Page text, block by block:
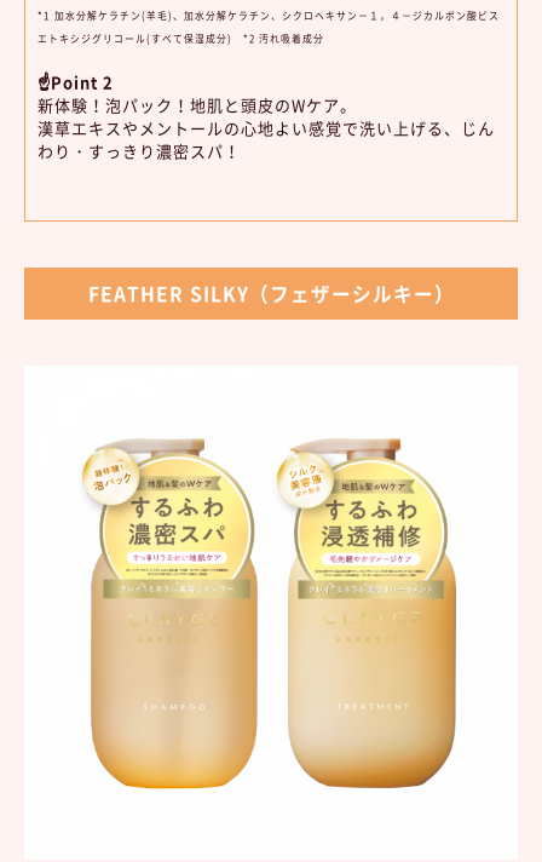
*1 加水分解ケラチン(羊毛)、加水分解ケラチン、シクロヘキサン－１，４－ジカルボン酸ビス
エトキシジグリコール(すべて保湿成分) *2 汚れ吸着成分
☝Point 2
新体験！泡パック！地肌と頭皮のWケア。
漢草エキスやメントールの心地よい感覚で洗い上げる、じん
わり・すっきり濃密スパ！
FEATHER SILKY（フェザーシルキー）